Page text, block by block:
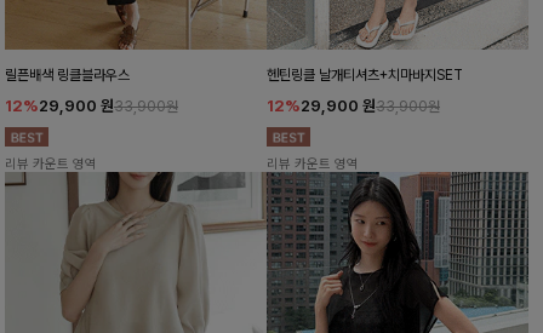
릴픈배색 링클블라우스
12%29,900 원33,900원
리뷰 카운트 영역
헨틴링클 날개티셔츠+치마바지SET
12%29,900 원33,900원
리뷰 카운트 영역